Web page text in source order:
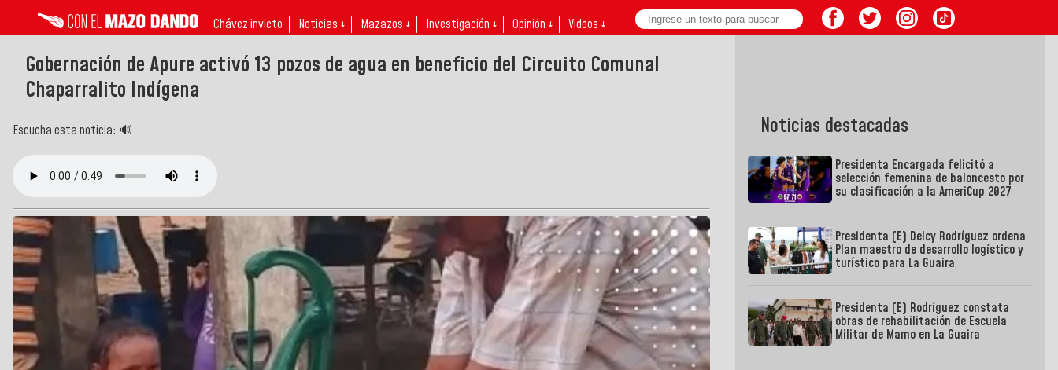
Chávez invicto Noticias ↓ Mazazos ↓ Investigación ↓ Opinión ↓ Videos ↓
Gobernación de Apure activó 13 pozos de agua en beneficio del Circuito Comunal
Chaparralito Indígena
Escucha esta noticia: 🔊 Noticias destacadas
Presidenta Encargada felicitó a
selección femenina de baloncesto por
su clasificación a la AmeriCup 2027
Presidenta (E) Delcy Rodríguez ordena
Plan maestro de desarrollo logístico y
turístico para La Guaira
Presidenta (E) Rodríguez constata
obras de rehabilitación de Escuela
Militar de Mamo en La Guaira